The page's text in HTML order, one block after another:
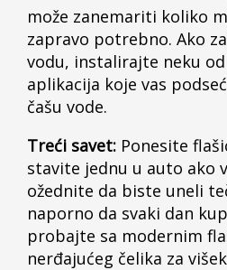
može zanemariti koliko
zapravo potrebno. Ako
vodu, instalirajte neku
aplikacija koje vas
čašu vode.
Treći savet:Ponesite
stavite jednu u auto ako
ožednite da biste uneli
naporno da svaki dan
probajte sa modernim
nerđajućeg čelika za